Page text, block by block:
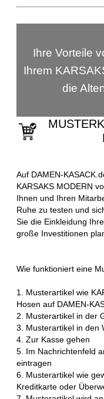
Ihre Vorteile
Ihrem
die
Auf DAMEN-
KARSAKS MODERN
Ihnen und Ihren
Ruhe zu testen und
Sie die Einkleidung
große Investitionen
Wie funktioniert eine
1. Musterartikel wie
Hosen auf DAMEN-
2. Musterartikel in der
3. Musterartikel in den
4. Zur Kasse gehen
5. Im Nachrichtenfeld
eintragen
6. Musterartikel wie
Kreditkarte oder